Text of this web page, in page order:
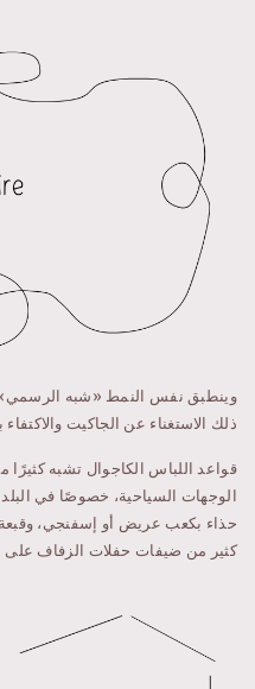
وينطبق نفس النمط «شبه الرسمي»
ذلك الاستغناء عن الجاكيت
قواعد اللباس الكاجوال تشبه
الوجهات السياحية، خصوصًا في
حذاء بكعب عريض أو إسفنجي،
كثير من ضيفات حفلات الزفاف